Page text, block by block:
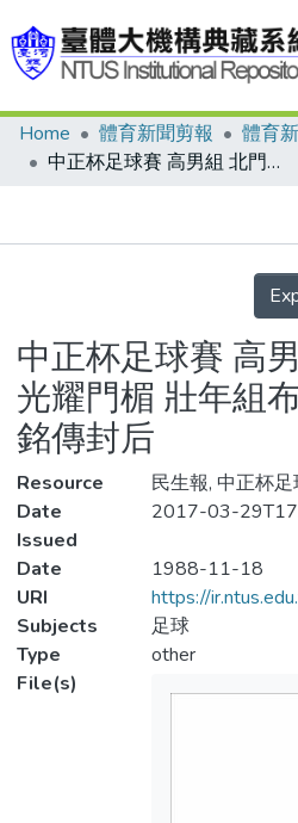
Communities & Collections
Statistics
Home 體育新聞剪報
體育
中正杯足球賽 高男組 北門奪金牌光耀門楣 壯年組布聯稱霸 高女組銘傳封后
Details
中正杯足球賽 高
光耀門楣 壯年組
銘傳封后
Resource
民生報, 中正杯
Date
Issued
2017-03-
Date
1988-11-18
URI
https://
Subjects
足球
Type
other
File(s)